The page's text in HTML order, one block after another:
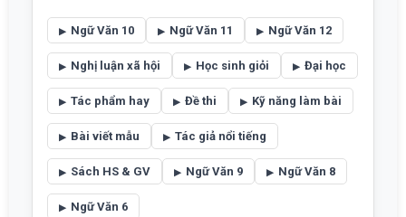
Ngữ Văn 10 Ngữ Văn 11 Ngữ Văn 12
Nghị luận xã hội Học sinh giỏi Đại học
Tác phẩm hay Đề thi Kỹ năng làm bài
Bài viết mẫu Tác giả nổi tiếng
Sách HS & GV Ngữ Văn 9 Ngữ Văn 8
Ngữ Văn 6